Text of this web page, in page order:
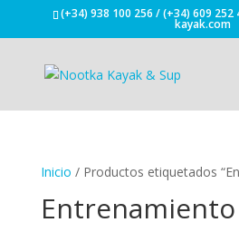
(+34) 938 100 256 / (+34) 609 252
kayak.com
Inicio / Productos etiquetados